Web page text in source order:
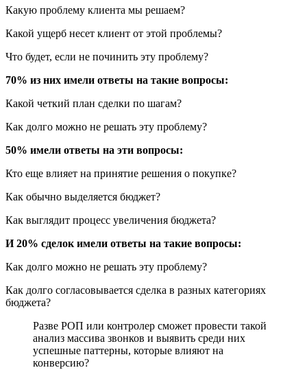
Какую проблему клиента мы решаем?
Какой ущерб несет клиент от этой проблемы?
Что будет, если не починить эту проблему?
70% из них имели ответы на такие вопросы:
Какой четкий план сделки по шагам?
Как долго можно не решать эту проблему?
50% имели ответы на эти вопросы:
Кто еще влияет на принятие решения о покупке?
Как обычно выделяется бюджет?
Как выглядит процесс увеличения бюджета?
И 20% сделок имели ответы на такие вопросы:
Как долго можно не решать эту проблему?
Как долго согласовывается сделка в разных категориях
бюджета?
Разве РОП или контролер сможет провести такой
анализ массива звонков и выявить среди них
успешные паттерны, которые влияют на
конверсию?